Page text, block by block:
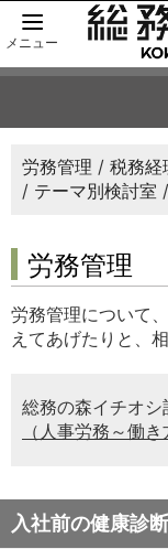
メニュー
労務管理 税務経
テーマ別検討室
労務管理
労務管理について
えてあげたりと、
総務の森イチオシ
（人事労務～働き
入社前の健康診